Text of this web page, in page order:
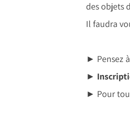
des objets
Il faudra
► Pensez
►
► Pour